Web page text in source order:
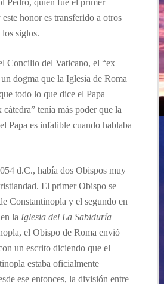
Pedro, quien fue el primer
honor es transferido a otros
los siglos.
Concilio del Vaticano, el “ex
dogma que la Iglesia de Roma
todo lo que dice el Papa
cátedra” tenía más poder que la
Papa es infalible cuando hablaba
d.C., había dos Obispos muy
El primer Obispo se
Constantinopla y el segundo en
la Iglesia del La Sabiduría
el Obispo de Roma envió
un escrito diciendo que el
estaba oficialmente
ese entonces, la división entre